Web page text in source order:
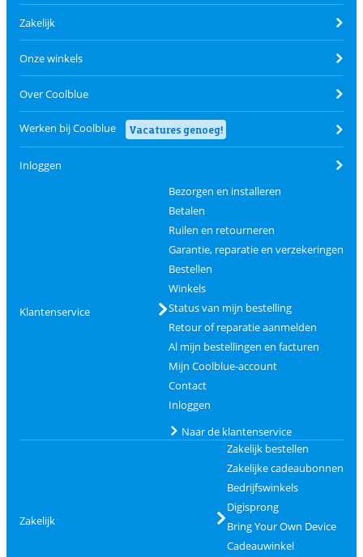
Zakelijk
Onze winkels
Over Coolblue
Werken bij Coolblue Vacatures genoeg!
Inloggen
Klantenservice
Bezorgen en installeren
Betalen
Ruilen en retourneren
Garantie, reparatie en verzekeringen
Bestellen
Winkels
Status van mijn bestelling
Retour of reparatie aanmelden
Al mijn bestellingen en facturen
Mijn Coolblue-account
Contact
Inloggen
Naar de klantenservice
Zakelijk
Zakelijk bestellen
Zakelijke cadeaubonnen
Bedrijfswinkels
Digisprong
Bring Your Own Device
Cadeauwinkel